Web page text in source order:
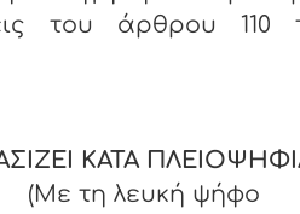
του άρθρου 110
ΚΑΤΑ
(Με τη λευκή ψήφο